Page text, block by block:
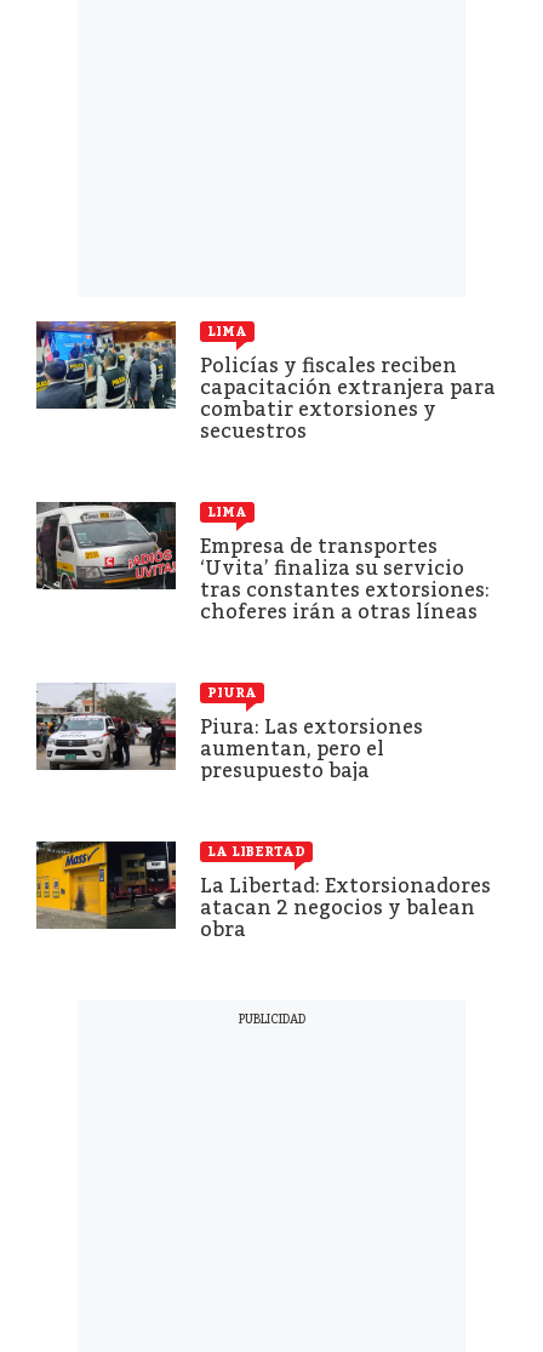
LIMA
Policías y fiscales reciben
capacitación extranjera para
combatir extorsiones y
secuestros
LIMA
Empresa de transportes
‘Uvita’ finaliza su servicio
tras constantes extorsiones:
choferes irán a otras líneas
PIURA
Piura: Las extorsiones
aumentan, pero el
presupuesto baja
LA LIBERTAD
La Libertad: Extorsionadores
atacan 2 negocios y balean
obra